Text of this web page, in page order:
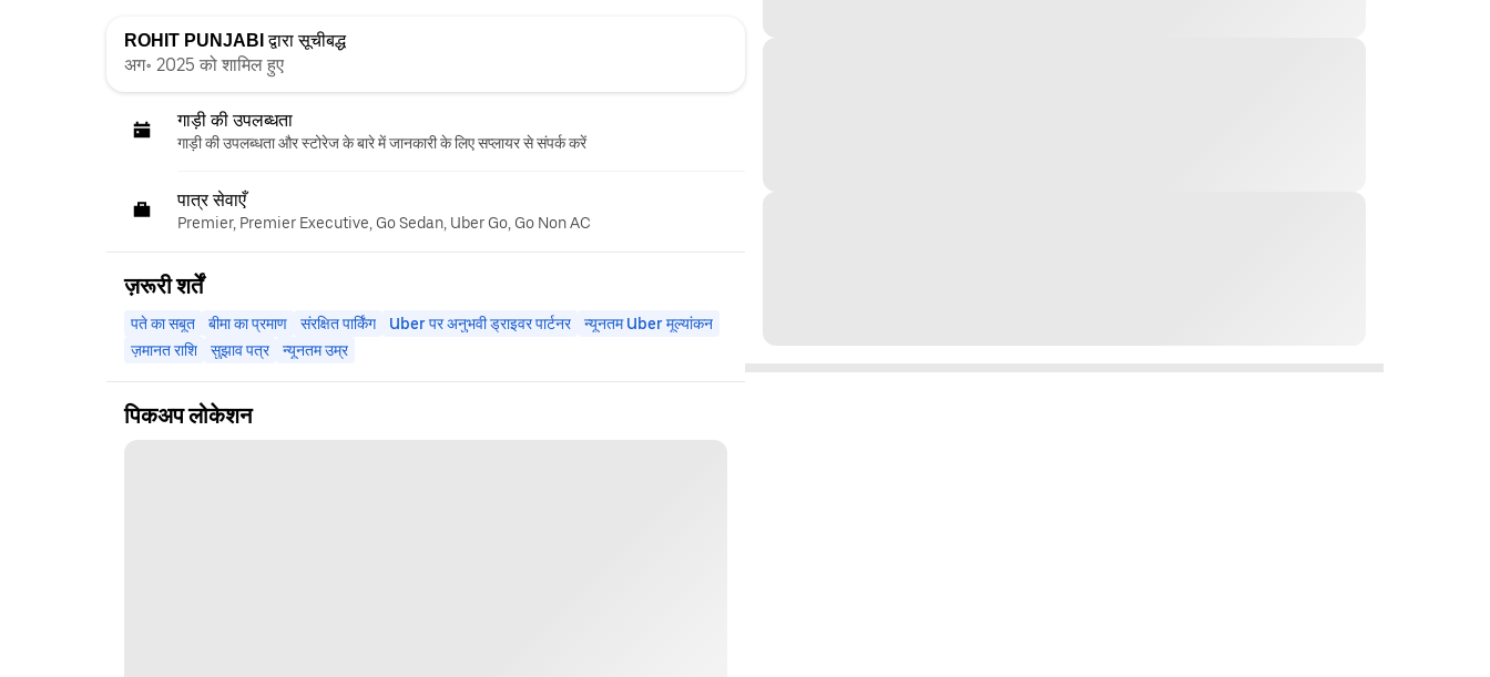
ROHIT PUNJABI द्वारा सूचीबद्ध
अग॰ 2025 को शामिल हुए
गाड़ी की उपलब्धता
गाड़ी की उपलब्धता और स्‍टोरेज के बारे में जानकारी के लिए सप्लायर से संपर्क करें
पात्र सेवाएँ
Premier, Premier Executive, Go Sedan, Uber Go, Go Non AC
ज़रूरी शर्तें
पते का सबूत बीमा का प्रमाण संरक्षित पार्किंग Uber पर अनुभवी ड्राइवर पार्टनर
न्यूनतम Uber मूल्यांकन
ज़मानत राशि
सुझाव पत्र न्यूनतम उम्र
पिकअप लोकेशन